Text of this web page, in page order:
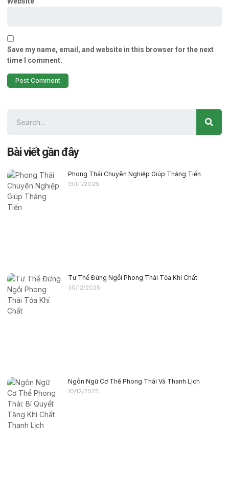
Save my name, email, and website in this browser for the next
time I comment.
Bài viết gần đây
Phong Thái Chuyên Nghiệp Giúp Thăng Tiến
13/01/2026
Tư Thế Đứng Ngồi Phong Thái Tỏa Khí Chất
30/12/2025
Ngôn Ngữ Cơ Thể Phong Thái Và Thanh Lịch
10/12/2025